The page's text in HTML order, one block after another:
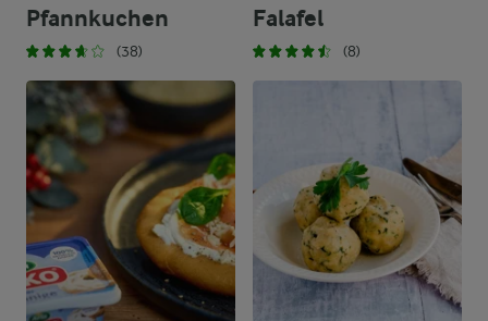
Pfannkuchen
(38)
Falafel
(8)